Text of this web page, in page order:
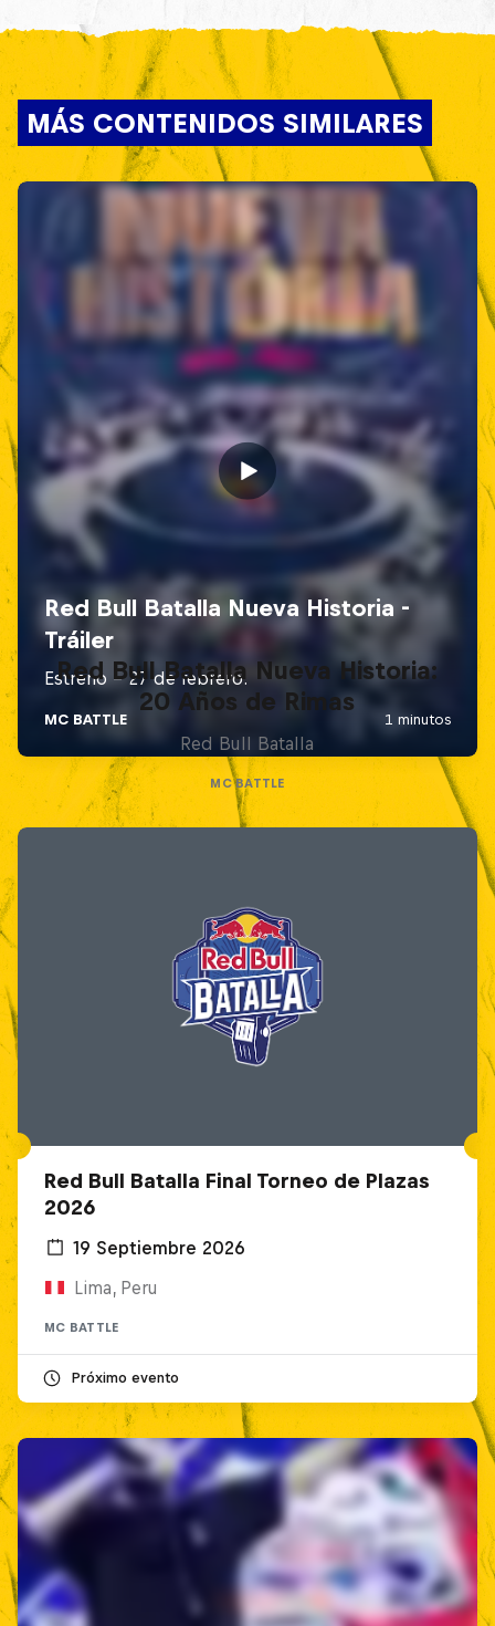
MÁS CONTENIDOS SIMILARES
Red Bull Batalla Nueva Historia:
20 Años de Rimas
Red Bull Batalla
MC BATTLE
Red Bull Batalla Final Torneo de Plazas
2026
19 Septiembre 2026
Lima, Peru
MC BATTLE
Próximo evento